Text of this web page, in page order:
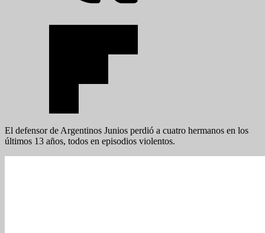
El defensor de Argentinos Junios perdió a cuatro hermanos en los
últimos 13 años, todos en episodios violentos.